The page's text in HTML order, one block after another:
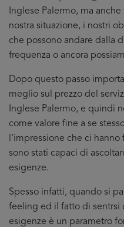
Inglese Palermo, ma
nostra situazione, i nostri
che possono andare dalla
frequenza o ancora
Dopo questo passo
meglio sul prezzo del
Inglese Palermo, e quindi
come valore fine a se
l’impressione che ci
sono stati capaci di
esigenze.
Spesso infatti, quando si
feeling ed il fatto di sentrsi
esigenze è un parametro